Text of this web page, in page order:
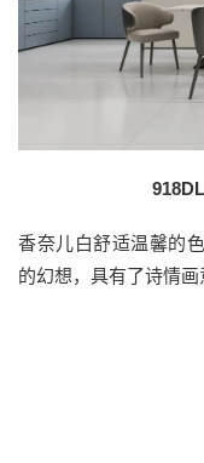
香奈儿白舒适温馨的
的幻想，具有了诗情画